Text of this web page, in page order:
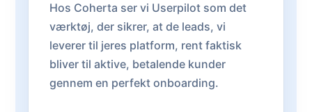
Hos Coherta ser vi Userpilot som det
værktøj, der sikrer, at de leads, vi
leverer til jeres platform, rent faktisk
bliver til aktive, betalende kunder
gennem en perfekt onboarding.